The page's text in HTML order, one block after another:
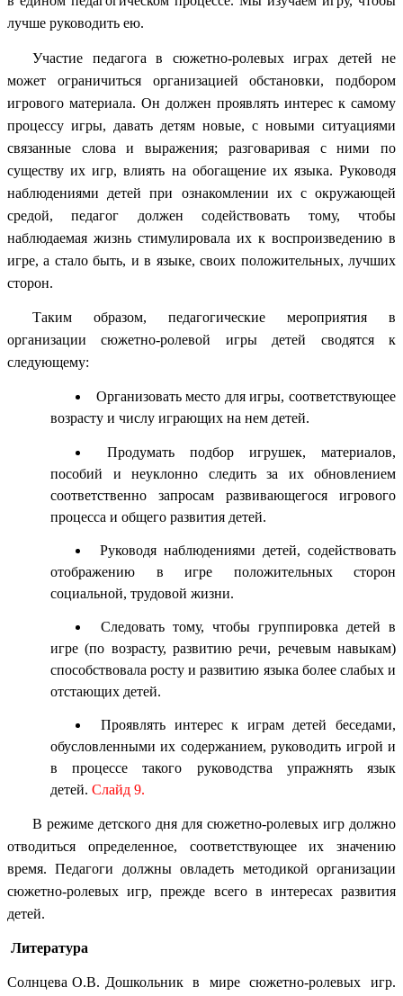
лучше руководить ею.
Участие педагога в сюжетно-ролевых играх детей не
может ограничиться организацией обстановки, подбором
игрового материала. Он должен проявлять интерес к самому
процессу игры, давать детям новые, с новыми ситуациями
связанные слова и выражения; разговаривая с ними по
существу их игр, влиять на обогащение их языка. Руководя
наблюдениями детей при ознакомлении их с окружающей
средой, педагог должен содействовать тому, чтобы
наблюдаемая жизнь стимулировала их к воспроизведению в
игре, а стало быть, и в языке, своих положительных, лучших
сторон.
Таким образом, педагогические мероприятия в
организации сюжетно-ролевой игры детей сводятся к
следующему:
Организовать место для игры, соответствующее
возрасту и числу играющих на нем детей.
Продумать подбор игрушек, материалов,
пособий и неуклонно следить за их обновлением
соответственно запросам развивающегося игрового
процесса и общего развития детей.
Руководя наблюдениями детей, содействовать
отображению в игре положительных сторон
социальной, трудовой жизни.
Следовать тому, чтобы группировка детей в
игре (по возрасту, развитию речи, речевым навыкам)
способствовала росту и развитию языка более слабых и
отстающих детей.
Проявлять интерес к играм детей беседами,
обусловленными их содержанием, руководить игрой и
в процессе такого руководства упражнять язык
детей. Слайд 9.
В режиме детского дня для сюжетно-ролевых игр должно
отводиться определенное, соответствующее их значению
время. Педагоги должны овладеть методикой организации
сюжетно-ролевых игр, прежде всего в интересах развития
детей.
Литература
Солнцева О.В. Дошкольник в мире сюжетно-ролевых игр.